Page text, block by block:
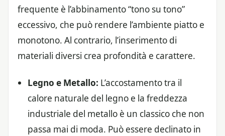
frequente è l’abbinamento “tono su tono”
eccessivo, che può rendere l’ambiente piatto e
monotono. Al contrario, l’inserimento di
materiali diversi crea profondità e carattere.
Legno e Metallo: L’accostamento tra il
calore naturale del legno e la freddezza
industriale del metallo è un classico che non
passa mai di moda. Può essere declinato in